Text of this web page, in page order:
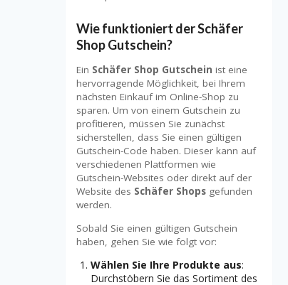
Wie funktioniert der Schäfer
Shop Gutschein?
Ein Schäfer Shop Gutschein ist eine
hervorragende Möglichkeit, bei Ihrem
nächsten Einkauf im Online-Shop zu
sparen. Um von einem Gutschein zu
profitieren, müssen Sie zunächst
sicherstellen, dass Sie einen gültigen
Gutschein-Code haben. Dieser kann auf
verschiedenen Plattformen wie
Gutschein-Websites oder direkt auf der
Website des Schäfer Shops gefunden
werden.
Sobald Sie einen gültigen Gutschein
haben, gehen Sie wie folgt vor:
Wählen Sie Ihre Produkte aus:
Durchstöbern Sie das Sortiment des